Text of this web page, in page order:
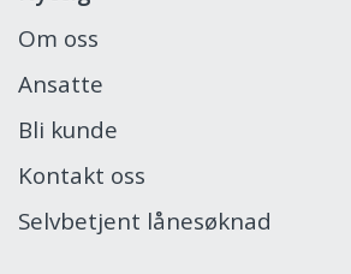
Om oss
Ansatte
Bli kunde
Kontakt oss
Selvbetjent lånesøknad